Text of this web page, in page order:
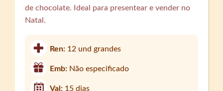
de chocolate. Ideal para presentear e vender no
Natal.
Ren: 12 und grandes
Emb: Não especificado
Val: 15 dias